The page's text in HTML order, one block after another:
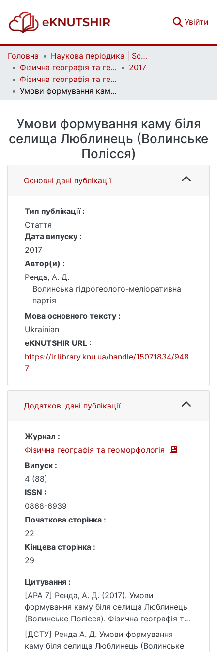
Увійти
Головна
Наукова періодика | Scientific periodicals
Фізична географія та геоморфологія | Physical Geography and Geomorphology
2017
Фізична географія та геоморфологія. Вип. 4 (88)
Умови формування каму біля селища Люблинець (Волинське Полісся)
Умови формування каму біля
селища Люблинець (Волинське
Полісся)
Основні дані публікації
Тип публікації :
Стаття
Дата випуску :
2017
Автор(и) :
Ренда, А. Д.
Волинська гідрогеолого-меліоративна
партія
Мова основного тексту :
Ukrainian
eKNUTSHIR URL :
https://ir.library.knu.ua/handle/15071834/948
7
Додаткові дані публікації
Журнал :
Фізична географія та геоморфологія
Випуск :
4 (88)
ISSN :
0868-6939
Початкова сторінка :
22
Кінцева сторінка :
29
Цитування :
[APA 7] Ренда, А. Д. (2017). Умови
формування каму біля селища Люблинець
(Волинське Полісся). Фізична географія та
геоморфологія, (4 (88)), 22–29.
https://ir.library.knu.ua/handle/15071834/948
[ДСТУ] Ренда А. Д. Умови формування
каму біля селища Люблинець (Волинське